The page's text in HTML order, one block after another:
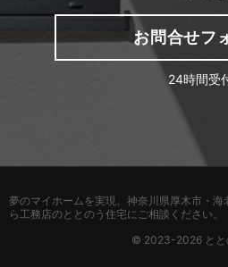
お問合せフ
24時間受
© 2023-2026 とと
夢のマイホームを実現、 神奈川県厚木市・海
ら工務店のととのう住宅にご相談ください。